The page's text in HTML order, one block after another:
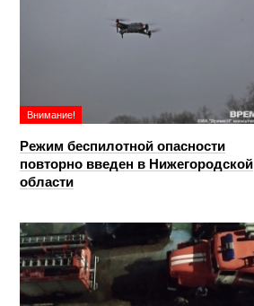
Внимание!
Режим беспилотной опасности
повторно введен в Нижегородской
области